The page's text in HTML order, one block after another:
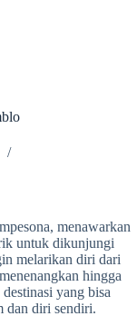
menawarkan
untuk dikunjungi
melarikan diri dari
hingga
yang bisa
dan diri sendiri.